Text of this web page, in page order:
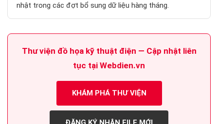
nhật trong các đợt bổ sung dữ liệu hàng tháng.
Thư viện đồ họa kỹ thuật điện — Cập nhật liên
tục tại Webdien.vn
KHÁM PHÁ THƯ VIỆN